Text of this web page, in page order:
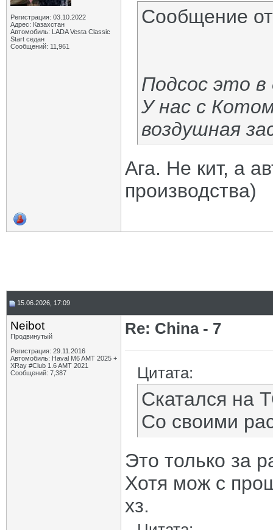
Регистрация: 03.10.2022
Адрес: Казахстан
Автомобиль: LADA Vesta Classic
Start седан
Сообщений: 11,961
Сообщение
Подсос это
У нас с
воздушная
Ага. Не кит, а
производства)
15.06.2026, 17:09
Neibot
Продвинутый
Регистрация: 29.11.2016
Автомобиль: Haval M6 AMT 2025 +
XRay #Club 1.6 AMT 2021
Сообщений: 7,387
Re: China - 7
Цитата:
Скатался на
Со своими
Это только за
Хотя мож с
хз.